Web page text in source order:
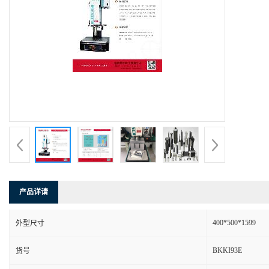
产品详请
外型尺寸 400*500*1599
货号 BKKI93E